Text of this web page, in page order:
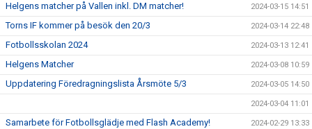
Helgens matcher på Vallen inkl. DM matcher! 2024-03-15 14:51
Torns IF kommer på besök den 20/3 2024-03-14 22:48
Fotbollsskolan 2024 2024-03-13 12:41
Helgens Matcher 2024-03-08 10:59
Uppdatering Föredragningslista Årsmöte 5/3 2024-03-05 14:50
2024-03-04 11:01
Samarbete för Fotbollsglädje med Flash Academy! 2024-02-29 13:33